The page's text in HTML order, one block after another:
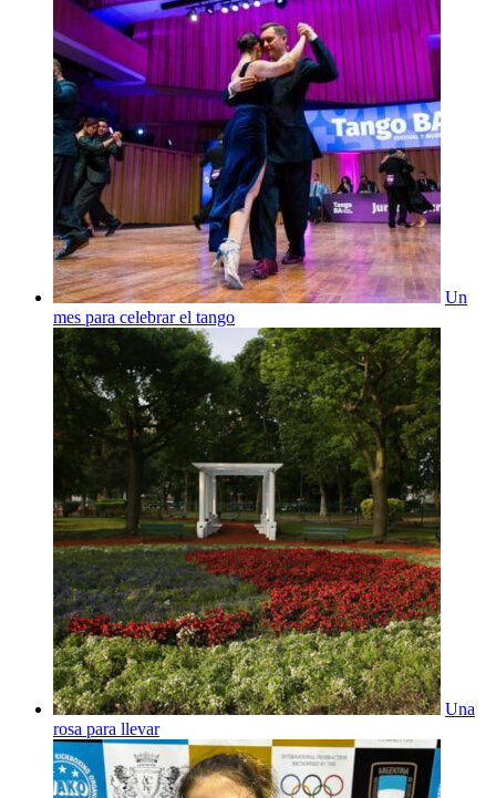
Un
mes para celebrar el tango
Una
rosa para llevar